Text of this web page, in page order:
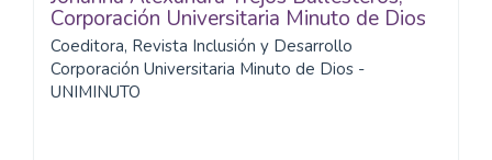
Corporación Universitaria Minuto de Dios
Coeditora, Revista Inclusión y Desarrollo
Corporación Universitaria Minuto de Dios -
UNIMINUTO